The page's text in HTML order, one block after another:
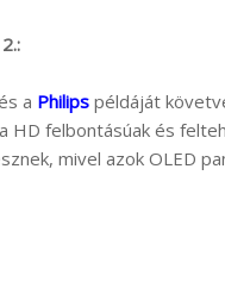
a Philips példáját
HD felbontásúak és
mivel azok OLED